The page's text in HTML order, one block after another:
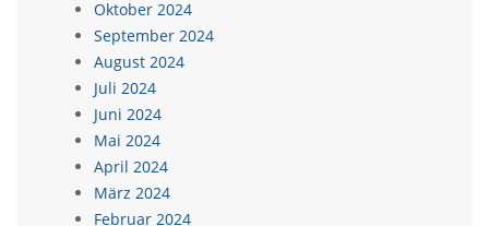
Oktober 2024
September 2024
August 2024
Juli 2024
Juni 2024
Mai 2024
April 2024
März 2024
Februar 2024